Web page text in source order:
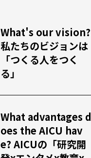
What's our vision?
私たちのビジョンは
「つくる人をつく
る」
What advantages d
oes the AICU hav
e? AICUの「研究開